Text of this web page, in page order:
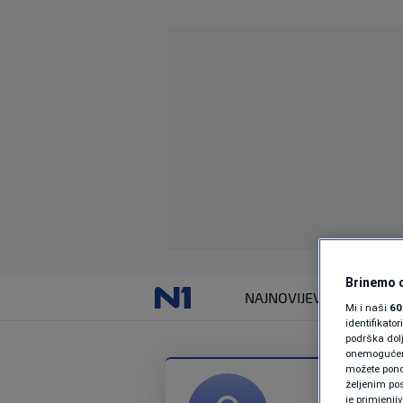
NAJNOVIJEVIJESTI
Brinemo
Mi i naši
podrška
možete
željenim
je